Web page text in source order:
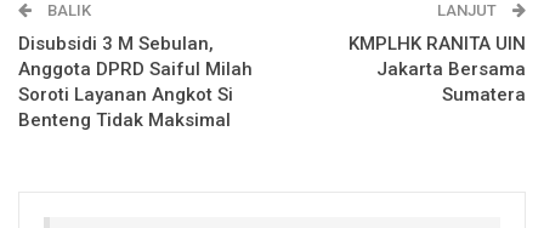
Telegram
BALIK
Disubsidi 3 M Sebulan,
Anggota DPRD Saiful Milah
Soroti Layanan Angkot Si
Benteng Tidak Maksimal
LANJUT
KMPLHK RANITA UIN
Jakarta Bersama
Sumatera